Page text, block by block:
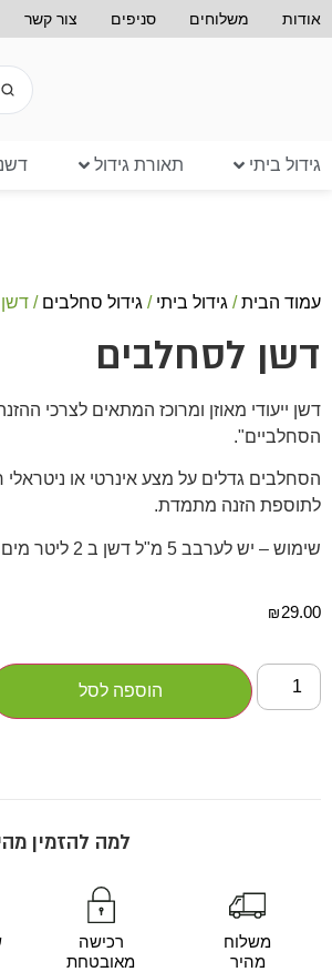
אודות משלוחים סניפים צור קשר
גידול ביתי תאורת גידול
עמוד הבית/ גידול ביתי / גידול סחלבים /
דשן לסחלבים
דשן ייעודי מאוזן ומרוכז המתאים לצרכי
הסחלביים".
הסחלבים גדלים על מצע אינרטי או ניטראלי
לתוספת הזנה מתמדת.
שימוש – יש לערבב 5 מ"ל דשן ב 2 ליטר מים ולהשקות.
₪ 29.00
הוספה לסל
למה להזמין
משלוח
מהיר
רכישה
מאובטחת